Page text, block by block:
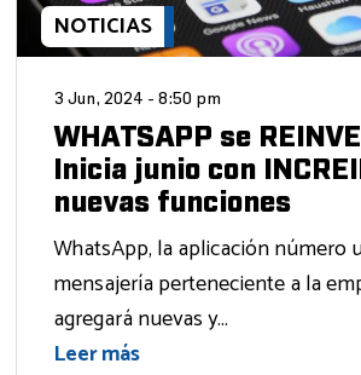
NOTICIAS
3 Jun, 2024 - 8:50 pm
WHATSAPP se
Inicia junio con
nuevas funciones
WhatsApp, la aplicación número
mensajería perteneciente a la
agregará nuevas y...
Leer más